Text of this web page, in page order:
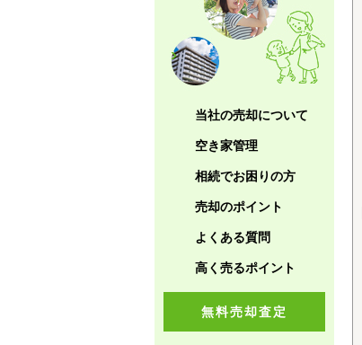
当社の売却について
空き家管理
相続でお困りの方
売却のポイント
よくある質問
高く売るポイント
無料売却査定